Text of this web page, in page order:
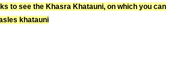
to see the Khasra Khatauni, on which you can
khatauni